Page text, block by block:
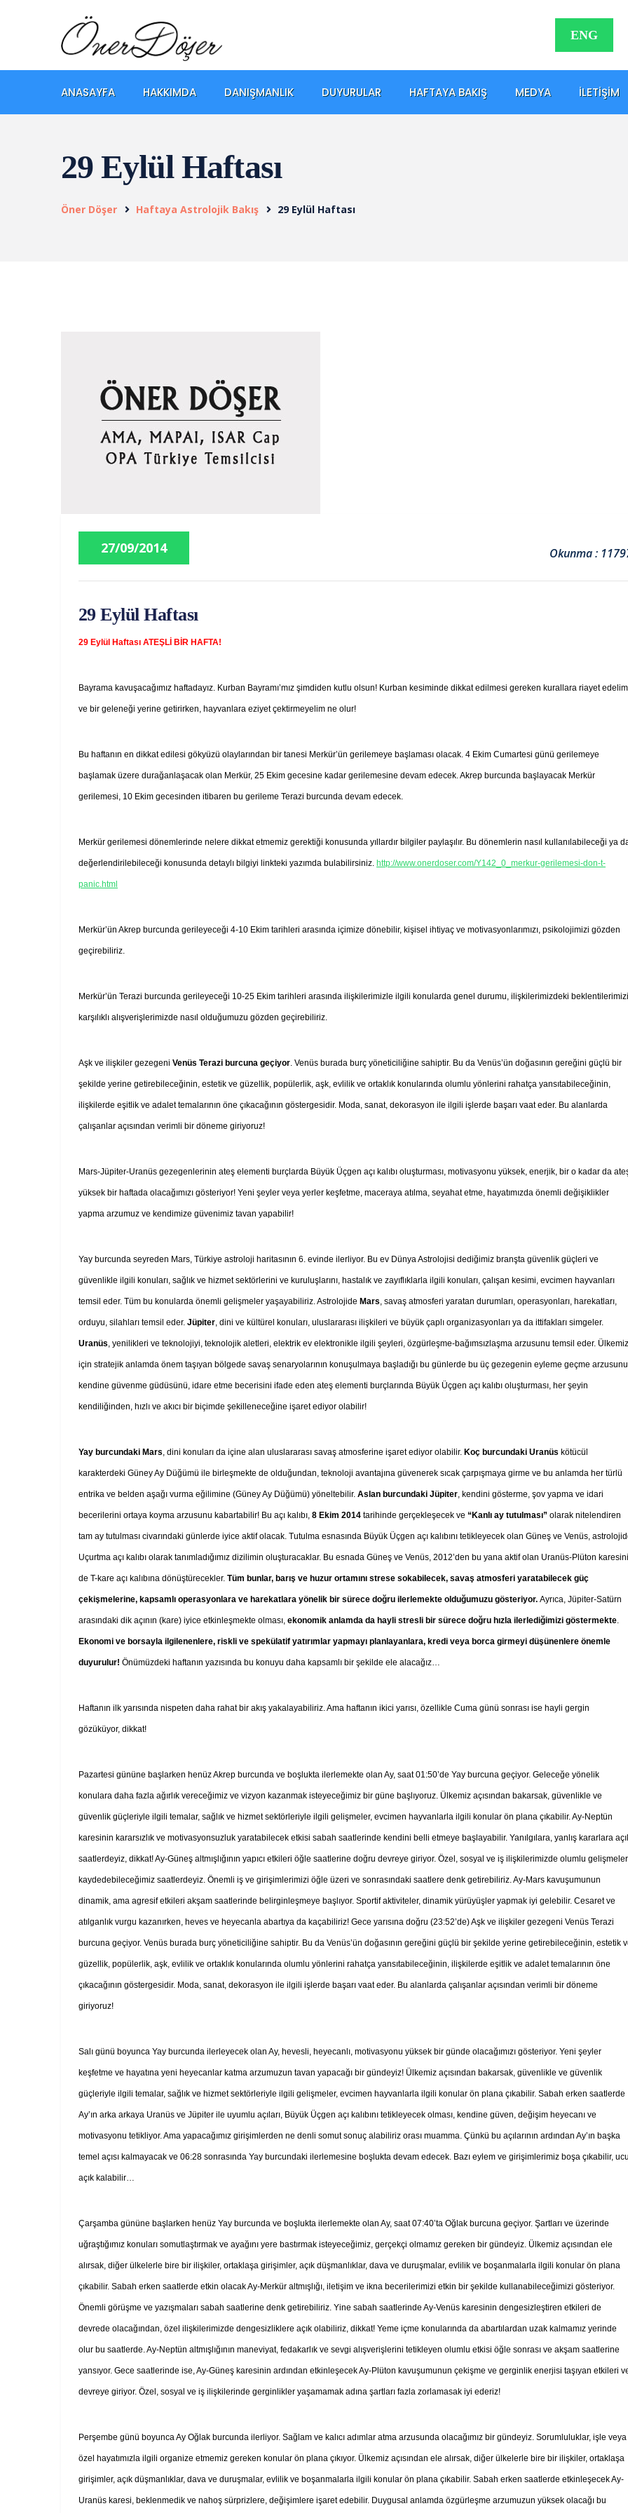
ENG
ANASAYFA HAKKIMDA DANIŞMANLIK DUYURULAR HAFTAYA BAKIŞ MEDYA İLETIŞIM
29 Eylül Haftası
Öner Döşer Haftaya Astrolojik Bakış 29 Eylül Haftası
27/09/2014 Okunma :
29 Eylül Haftası
29 Eylül Haftası ATEŞLİ BİR HAFTA!
Bayrama kavuşacağımız haftadayız. Kurban Bayramı’mız şimdiden kutlu olsun! Kurban kesiminde dikkat edilmesi gereken kurallara riayet edelim
ve bir geleneği yerine getirirken, hayvanlara eziyet çektirmeyelim ne olur!
Bu haftanın en dikkat edilesi gökyüzü olaylarından bir tanesi Merkür’ün gerilemeye başlaması olacak. 4 Ekim Cumartesi günü gerilemeye
başlamak üzere durağanlaşacak olan Merkür, 25 Ekim gecesine kadar gerilemesine devam edecek. Akrep burcunda başlayacak Merkür
gerilemesi, 10 Ekim gecesinden itibaren bu gerileme Terazi burcunda devam edecek.
Merkür gerilemesi dönemlerinde nelere dikkat etmemiz gerektiği konusunda yıllardır bilgiler paylaşılır. Bu dönemlerin nasıl kullanılabileceği ya
değerlendirilebileceği konusunda detaylı bilgiyi linkteki yazımda bulabilirsiniz. http://www.onerdoser.com/Y142_0_merkur-gerilemesi-don-t-
panic.html
Merkür’ün Akrep burcunda gerileyeceği 4-10 Ekim tarihleri arasında içimize dönebilir, kişisel ihtiyaç ve motivasyonlarımızı, psikolojimizi gözden
geçirebiliriz.
Merkür’ün Terazi burcunda gerileyeceği 10-25 Ekim tarihleri arasında ilişkilerimizle ilgili konularda genel durumu, ilişkilerimizdeki
karşılıklı alışverişlerimizde nasıl olduğumuzu gözden geçirebiliriz.
Aşk ve ilişkiler gezegeni Venüs Terazi burcuna geçiyor. Venüs burada burç yöneticiliğine sahiptir. Bu da Venüs’ün doğasının gereğini güçlü bir
şekilde yerine getirebileceğinin, estetik ve güzellik, popülerlik, aşk, evlilik ve ortaklık konularında olumlu yönlerini rahatça yansıtabileceğinin,
ilişkilerde eşitlik ve adalet temalarının öne çıkacağının göstergesidir. Moda, sanat, dekorasyon ile ilgili işlerde başarı vaat eder. Bu alanlarda
çalışanlar açısından verimli bir döneme giriyoruz!
Mars-Jüpiter-Uranüs gezegenlerinin ateş elementi burçlarda Büyük Üçgen açı kalıbı oluşturması, motivasyonu yüksek, enerjik, bir o kadar da
yüksek bir haftada olacağımızı gösteriyor! Yeni şeyler veya yerler keşfetme, maceraya atılma, seyahat etme, hayatımızda önemli değişiklikler
yapma arzumuz ve kendimize güvenimiz tavan yapabilir!
Yay burcunda seyreden Mars, Türkiye astroloji haritasının 6. evinde ilerliyor. Bu ev Dünya Astrolojisi dediğimiz branşta güvenlik güçleri ve
güvenlikle ilgili konuları, sağlık ve hizmet sektörlerini ve kuruluşlarını, hastalık ve zayıflıklarla ilgili konuları, çalışan kesimi, evcimen hayvanları
temsil eder. Tüm bu konularda önemli gelişmeler yaşayabiliriz. Astrolojide Mars, savaş atmosferi yaratan durumları, operasyonları, harekatları,
orduyu, silahları temsil eder. Jüpiter, dini ve kültürel konuları, uluslararası ilişkileri ve büyük çaplı organizasyonları ya da ittifakları simgeler.
Uranüs, yenilikleri ve teknolojiyi, teknolojik aletleri, elektrik ev elektronikle ilgili şeyleri, özgürleşme-bağımsızlaşma arzusunu temsil eder. Ülkemiz
için stratejik anlamda önem taşıyan bölgede savaş senaryolarının konuşulmaya başladığı bu günlerde bu üç gezegenin eyleme geçme
kendine güvenme güdüsünü, idare etme becerisini ifade eden ateş elementi burçlarında Büyük Üçgen açı kalıbı oluşturması, her şeyin
kendiliğinden, hızlı ve akıcı bir biçimde şekilleneceğine işaret ediyor olabilir!
Yay burcundaki Mars, dini konuları da içine alan uluslararası savaş atmosferine işaret ediyor olabilir. Koç burcundaki Uranüs kötücül
karakterdeki Güney Ay Düğümü ile birleşmekte de olduğundan, teknoloji avantajına güvenerek sıcak çarpışmaya girme ve bu anlamda her türlü
entrika ve belden aşağı vurma eğilimine (Güney Ay Düğümü) yöneltebilir. Aslan burcundaki Jüpiter, kendini gösterme, şov yapma ve idari
becerilerini ortaya koyma arzusunu kabartabilir! Bu açı kalıbı, 8 Ekim 2014 tarihinde gerçekleşecek ve “Kanlı ay tutulması” olarak nitelendiren
tam ay tutulması civarındaki günlerde iyice aktif olacak. Tutulma esnasında Büyük Üçgen açı kalıbını tetikleyecek olan Güneş ve Venüs,
Uçurtma açı kalıbı olarak tanımladığımız dizilimin oluşturacaklar. Bu esnada Güneş ve Venüs, 2012’den bu yana aktif olan Uranüs-Plüton karesini
de T-kare açı kalıbına dönüştürecekler. Tüm bunlar, barış ve huzur ortamını strese sokabilecek, savaş atmosferi yaratabilecek güç
çekişmelerine, kapsamlı operasyonlara ve harekatlara yönelik bir sürece doğru ilerlemekte olduğumuzu gösteriyor. Ayrıca, Jüpiter-Satürn
arasındaki dik açının (kare) iyice etkinleşmekte olması, ekonomik anlamda da hayli stresli bir sürece doğru hızla ilerlediğimizi göstermekte.
Ekonomi ve borsayla ilgilenenlere, riskli ve spekülatif yatırımlar yapmayı planlayanlara, kredi veya borca girmeyi düşünenlere önemle
duyurulur! Önümüzdeki haftanın yazısında bu konuyu daha kapsamlı bir şekilde ele alacağız…
Haftanın ilk yarısında nispeten daha rahat bir akış yakalayabiliriz. Ama haftanın ikici yarısı, özellikle Cuma günü sonrası ise hayli gergin
gözüküyor, dikkat!
Pazartesi gününe başlarken henüz Akrep burcunda ve boşlukta ilerlemekte olan Ay, saat 01:50’de Yay burcuna geçiyor. Geleceğe yönelik
konulara daha fazla ağırlık vereceğimiz ve vizyon kazanmak isteyeceğimiz bir güne başlıyoruz. Ülkemiz açısından bakarsak, güvenlikle ve
güvenlik güçleriyle ilgili temalar, sağlık ve hizmet sektörleriyle ilgili gelişmeler, evcimen hayvanlarla ilgili konular ön plana çıkabilir. Ay-Neptün
karesinin kararsızlık ve motivasyonsuzluk yaratabilecek etkisi sabah saatlerinde kendini belli etmeye başlayabilir. Yanılgılara, yanlış kararlara
saatlerdeyiz, dikkat! Ay-Güneş altmışlığının yapıcı etkileri öğle saatlerine doğru devreye giriyor. Özel, sosyal ve iş ilişkilerimizde olumlu gelişmeler
kaydedebileceğimiz saatlerdeyiz. Önemli iş ve girişimlerimizi öğle üzeri ve sonrasındaki saatlere denk getirebiliriz. Ay-Mars kavuşumunun
dinamik, ama agresif etkileri akşam saatlerinde belirginleşmeye başlıyor. Sportif aktiviteler, dinamik yürüyüşler yapmak iyi gelebilir. Cesaret ve
atılganlık vurgu kazanırken, heves ve heyecanla abartıya da kaçabiliriz! Gece yarısına doğru (23:52’de) Aşk ve ilişkiler gezegeni Venüs Terazi
burcuna geçiyor. Venüs burada burç yöneticiliğine sahiptir. Bu da Venüs’ün doğasının gereğini güçlü bir şekilde yerine getirebileceğinin, estetik
güzellik, popülerlik, aşk, evlilik ve ortaklık konularında olumlu yönlerini rahatça yansıtabileceğinin, ilişkilerde eşitlik ve adalet temalarının öne
çıkacağının göstergesidir. Moda, sanat, dekorasyon ile ilgili işlerde başarı vaat eder. Bu alanlarda çalışanlar açısından verimli bir döneme
giriyoruz!
Salı günü boyunca Yay burcunda ilerleyecek olan Ay, hevesli, heyecanlı, motivasyonu yüksek bir günde olacağımızı gösteriyor. Yeni şeyler
keşfetme ve hayatına yeni heyecanlar katma arzumuzun tavan yapacağı bir gündeyiz! Ülkemiz açısından bakarsak, güvenlikle ve güvenlik
güçleriyle ilgili temalar, sağlık ve hizmet sektörleriyle ilgili gelişmeler, evcimen hayvanlarla ilgili konular ön plana çıkabilir. Sabah erken saatlerde
Ay’ın arka arkaya Uranüs ve Jüpiter ile uyumlu açıları, Büyük Üçgen açı kalıbını tetikleyecek olması, kendine güven, değişim heyecanı ve
motivasyonu tetikliyor. Ama yapacağımız girişimlerden ne denli somut sonuç alabiliriz orası muamma. Çünkü bu açılarının ardından Ay’ın başka
temel açısı kalmayacak ve 06:28 sonrasında Yay burcundaki ilerlemesine boşlukta devam edecek. Bazı eylem ve girişimlerimiz boşa çıkabilir, ucu
açık kalabilir…
Çarşamba gününe başlarken henüz Yay burcunda ve boşlukta ilerlemekte olan Ay, saat 07:40’ta Oğlak burcuna geçiyor. Şartları ve üzerinde
uğraştığımız konuları somutlaştırmak ve ayağını yere bastırmak isteyeceğimiz, gerçekçi olmamız gereken bir gündeyiz. Ülkemiz açısından ele
alırsak, diğer ülkelerle bire bir ilişkiler, ortaklaşa girişimler, açık düşmanlıklar, dava ve duruşmalar, evlilik ve boşanmalarla ilgili konular ön plana
çıkabilir. Sabah erken saatlerde etkin olacak Ay-Merkür altmışlığı, iletişim ve ikna becerilerimizi etkin bir şekilde kullanabileceğimizi gösteriyor.
Önemli görüşme ve yazışmaları sabah saatlerine denk getirebiliriz. Yine sabah saatlerinde Ay-Venüs karesinin dengesizleştiren etkileri de
devrede olacağından, özel ilişkilerimizde dengesizliklere açık olabiliriz, dikkat! Yeme içme konularında da abartılardan uzak kalmamız yerinde
olur bu saatlerde. Ay-Neptün altmışlığının maneviyat, fedakarlık ve sevgi alışverişlerini tetikleyen olumlu etkisi öğle sonrası ve akşam saatlerine
yansıyor. Gece saatlerinde ise, Ay-Güneş karesinin ardından etkinleşecek Ay-Plüton kavuşumunun çekişme ve gerginlik enerjisi taşıyan etkileri
devreye giriyor. Özel, sosyal ve iş ilişkilerinde gerginlikler yaşamamak adına şartları fazla zorlamasak iyi ederiz!
Perşembe günü boyunca Ay Oğlak burcunda ilerliyor. Sağlam ve kalıcı adımlar atma arzusunda olacağımız bir gündeyiz. Sorumluluklar, işle veya
özel hayatımızla ilgili organize etmemiz gereken konular ön plana çıkıyor. Ülkemiz açısından ele alırsak, diğer ülkelerle bire bir ilişkiler, ortaklaşa
girişimler, açık düşmanlıklar, dava ve duruşmalar, evlilik ve boşanmalarla ilgili konular ön plana çıkabilir. Sabah erken saatlerde etkinleşecek Ay-
Uranüs karesi, beklenmedik ve nahoş sürprizlere, değişimlere işaret edebilir. Duygusal anlamda özgürleşme arzumuzun yüksek olacağı bu